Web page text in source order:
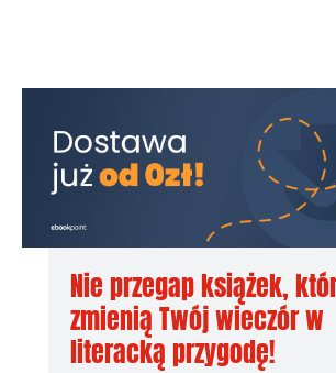
Nie przegap książek,
zmienią Twój wieczór w
literacką przygodę!